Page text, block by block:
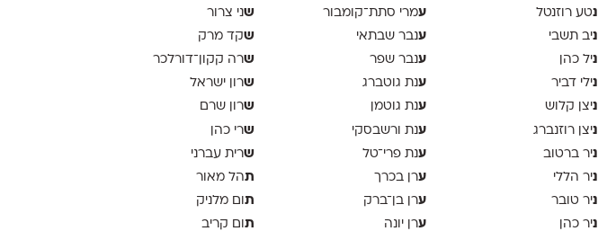
נטע רוזנטל
ניב תשבי
ניל כהן
נילי דביר
ניצן קלוש
ניצן רוזנברג
ניר ברטוב
ניר הללי
ניר טובר
ניר כהן
עמרי סתת־קומבור
ענבר שבתאי
ענבר שפר
ענת גוטברג
ענת גוטמן
ענת ורשבסקי
ענת פרי־טל
ערן בכרך
ערן בן־ברק
ערן יונה
שני צרור
שקד מרק
שרה קקון־דורלכר
שרון ישראל
שרון שרם
שרי כהן
שרית עברני
תהל מאור
תום מלניק
תום קריב